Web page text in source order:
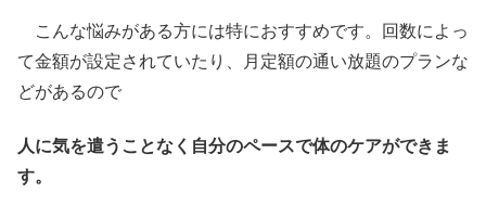
こんな悩みがある方には特におすすめです。回数によっ
て金額が設定されていたり、月定額の通い放題のプランな
どがあるので
人に気を遣うことなく自分のペースで体のケアができま
す。